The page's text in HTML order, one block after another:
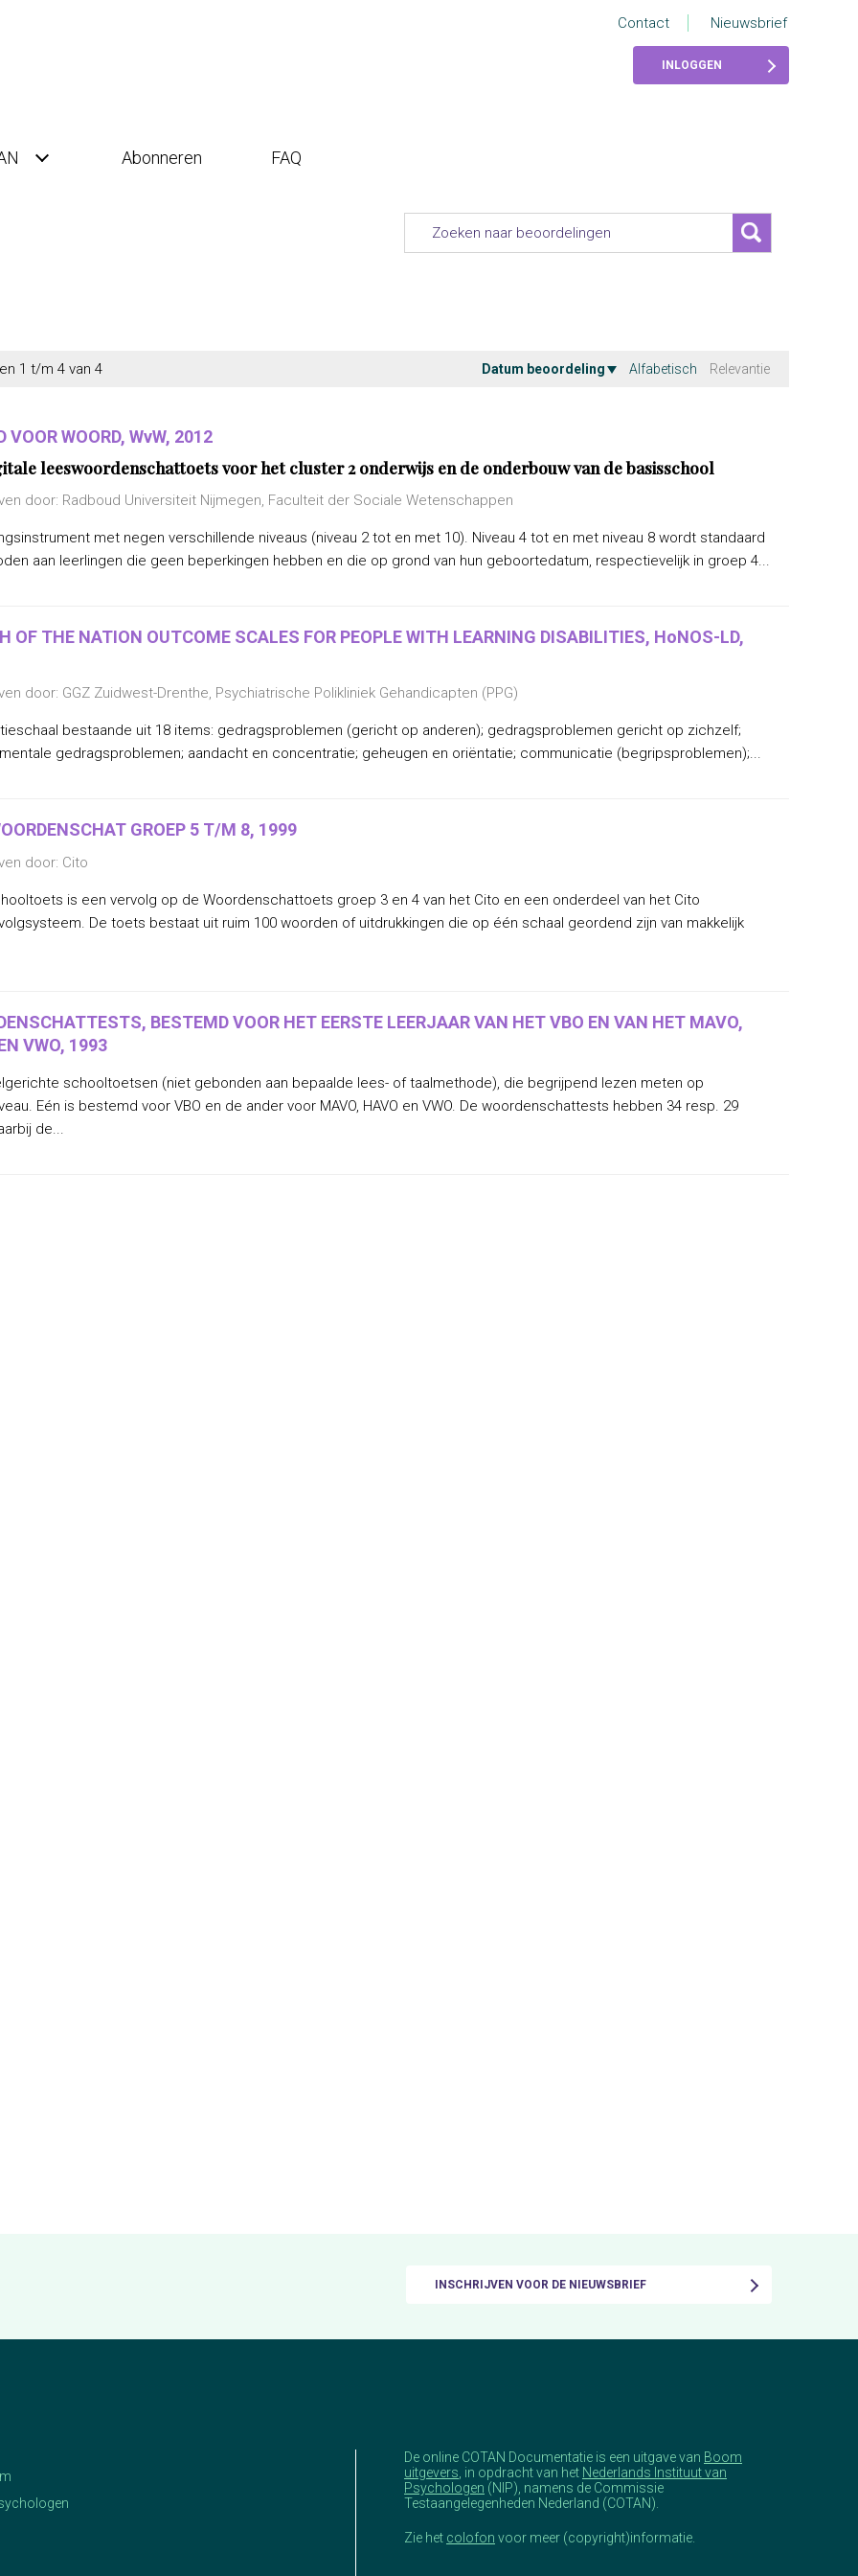
Contact Nieuwsbrief
INLOGGEN
Abonneren FAQ
1 t/m 4 van 4 Datum beoordeling Alfabetisch Relevantie
VOOR WOORD, WvW, 2012
leeswoordenschattoets voor het cluster 2 onderwijs en de onderbouw van de basisschool
door: Radboud Universiteit Nijmegen, Faculteit der Sociale Wetenschappen
met negen verschillende niveaus (niveau 2 tot en met 10). Niveau 4 tot en met niveau 8 wordt standaard
aan leerlingen die geen beperkingen hebben en die op grond van hun geboortedatum, respectievelijk in groep 4...
OF THE NATION OUTCOME SCALES FOR PEOPLE WITH LEARNING DISABILITIES, HoNOS-LD,
door: GGZ Zuidwest-Drenthe, Psychiatrische Polikliniek Gehandicapten (PPG)
bestaande uit 18 items: gedragsproblemen (gericht op anderen); gedragsproblemen gericht op zichzelf;
gedragsproblemen; aandacht en concentratie; geheugen en oriëntatie; communicatie (begripsproblemen);...
GROEP 5 T/M 8, 1999
door: Cito
is een vervolg op de Woordenschattoets groep 3 en 4 van het Cito en een onderdeel van het Cito
De toets bestaat uit ruim 100 woorden of uitdrukkingen die op één schaal geordend zijn van makkelijk
BESTEMD VOOR HET EERSTE LEERJAAR VAN HET VBO EN VAN HET MAVO,
VWO, 1993
schooltoetsen (niet gebonden aan bepaalde lees- of taalmethode), die begrijpend lezen meten op
Eén is bestemd voor VBO en de ander voor MAVO, HAVO en VWO. De woordenschattests hebben 34 resp. 29
de...
INSCHRIJVEN VOOR DE NIEUWSBRIEF
De online COTAN Documentatie is een uitgave van Boom
uitgevers , in opdracht van het Nederlands Instituut van
Psychologen (NIP), namens de Commissie
Testaangelegenheden Nederland (COTAN).
Zie het colofon voor meer (copyright)informatie.